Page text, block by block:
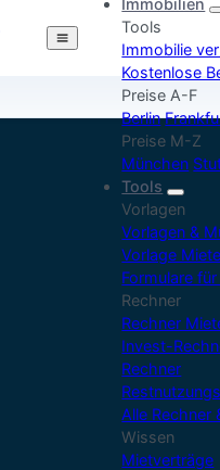
Immobilien
Tools
Immobilie
Kostenlose
Preise A-F
Berlin
Preise M-Z
München
Tools
Vorlagen
Vorlagen &
Vorlage
Formulare
Rechner
Rechner
Invest-
Rechner
Alle Rechner
Wissen
Mietverträge